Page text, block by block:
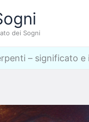
dei Sogni
– significato